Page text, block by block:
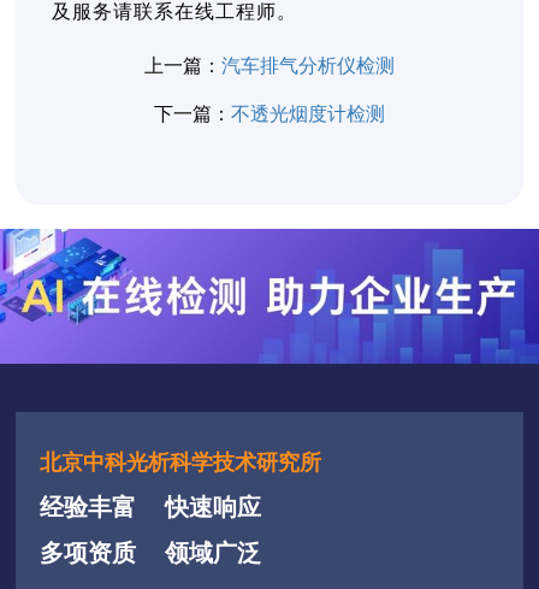
及服务请联系在线工程师。
上一篇： 汽车排气分析仪检测
下一篇： 不透光烟度计检测
北京中科光析科学技术研究所
经验丰富
快速响应
多项资质
领域广泛